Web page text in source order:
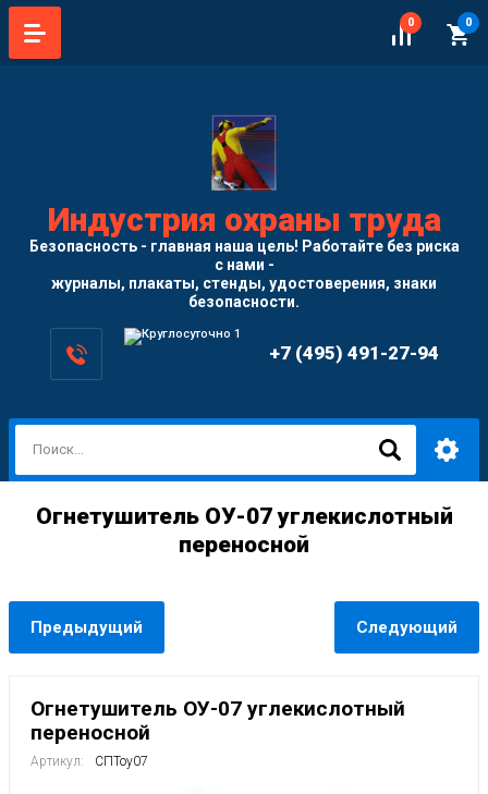
0 0
Индустрия охраны труда
Безопасность - главная наша цель! Работайте без риска
с нами -
журналы, плакаты, стенды, удостоверения, знаки
безопасности.
+7 (495) 491-27-94
Огнетушитель ОУ-07 углекислотный
переносной
Предыдущий Следующий
Огнетушитель ОУ-07 углекислотный
переносной
Артикул: СПТоу07